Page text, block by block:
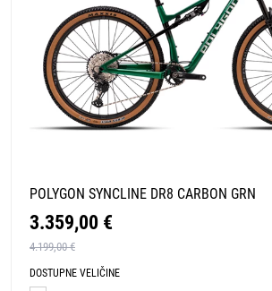
POLYGON SYNCLINE DR8 CARBON GRN
3.359,00 €
4.199,00 €
DOSTUPNE VELIČINE